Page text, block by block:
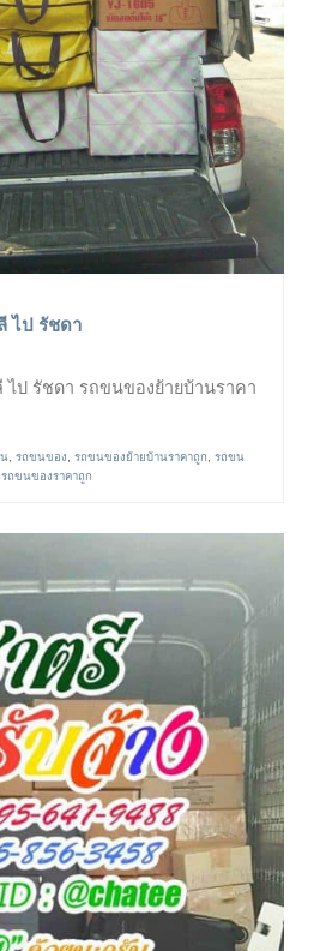
ไป รัชดา
ไป รัชดา รถขนของย้ายบ้านราคา
, รถขนของ, รถขนของย้ายบ้านราคาถูก, รถขน
รถขนของราคาถูก